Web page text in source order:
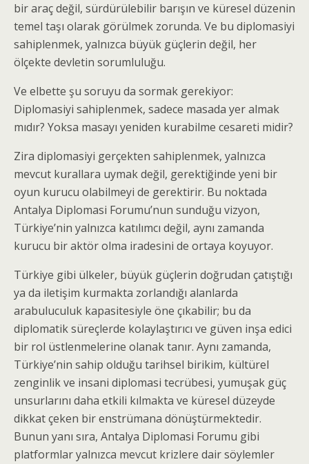
bir araç değil, sürdürülebilir barışın ve küresel düzenin
temel taşı olarak görülmek zorunda. Ve bu diplomasiyi
sahiplenmek, yalnızca büyük güçlerin değil, her
ölçekte devletin sorumluluğu.
Ve elbette şu soruyu da sormak gerekiyor:
Diplomasiyi sahiplenmek, sadece masada yer almak
mıdır? Yoksa masayı yeniden kurabilme cesareti midir?
Zira diplomasiyi gerçekten sahiplenmek, yalnızca
mevcut kurallara uymak değil, gerektiğinde yeni bir
oyun kurucu olabilmeyi de gerektirir. Bu noktada
Antalya Diplomasi Forumu’nun sunduğu vizyon,
Türkiye’nin yalnızca katılımcı değil, aynı zamanda
kurucu bir aktör olma iradesini de ortaya koyuyor.
Türkiye gibi ülkeler, büyük güçlerin doğrudan çatıştığı
ya da iletişim kurmakta zorlandığı alanlarda
arabuluculuk kapasitesiyle öne çıkabilir; bu da
diplomatik süreçlerde kolaylaştırıcı ve güven inşa edici
bir rol üstlenmelerine olanak tanır. Aynı zamanda,
Türkiye’nin sahip olduğu tarihsel birikim, kültürel
zenginlik ve insani diplomasi tecrübesi, yumuşak güç
unsurlarını daha etkili kılmakta ve küresel düzeyde
dikkat çeken bir enstrümana dönüştürmektedir.
Bunun yanı sıra, Antalya Diplomasi Forumu gibi
platformlar yalnızca mevcut krizlere dair söylemler